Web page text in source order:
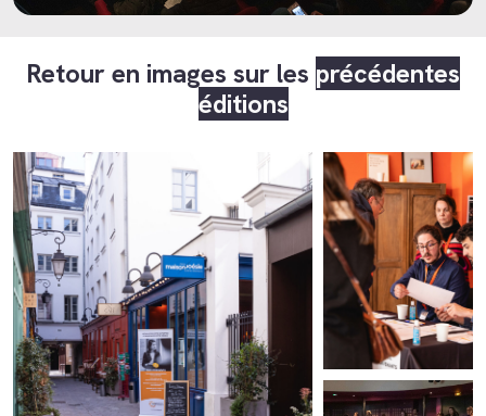
Retour en images sur les précédentes
éditions